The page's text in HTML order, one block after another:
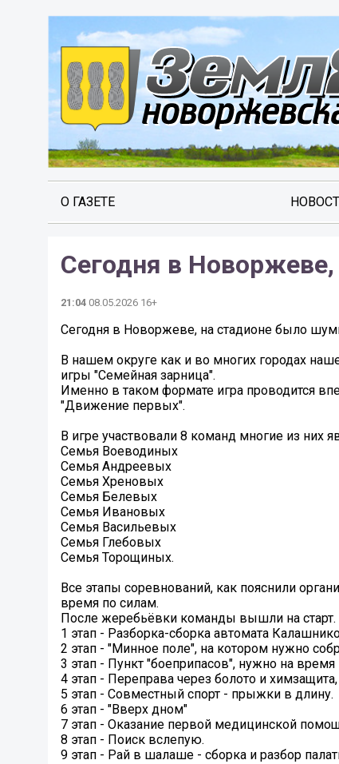
О ГАЗЕТЕ
Сегодня в
21:04 08.05.2026 16+
Сегодня в Новоржеве, на стадионе было
В нашем округе как и во многих городах
игры "Семейная зарница".
Именно в таком формате игра проводится
"Движение первых".
В игре участвовали 8 команд многие из них
Семья Воеводиных
Семья Андреевых
Семья Хреновых
Семья Белевых
Семья Ивановых
Семья Васильевых
Семья Глебовых
Семья Торощиных.
Все этапы соревнований, как пояснили
время по силам.
После жеребьёвки команды вышли на старт.
1 этап - Разборка-сборка автомата
2 этап - "Минное поле", на котором нужно
3 этап - Пункт "боеприпасов", нужно на
4 этап - Переправа через болото и
5 этап - Совместный спорт - прыжки в длину.
6 этап - "Вверх дном"
7 этап - Оказание первой медицинской
8 этап - Поиск вслепую.
9 этап - Рай в шалаше - сборка и разбор